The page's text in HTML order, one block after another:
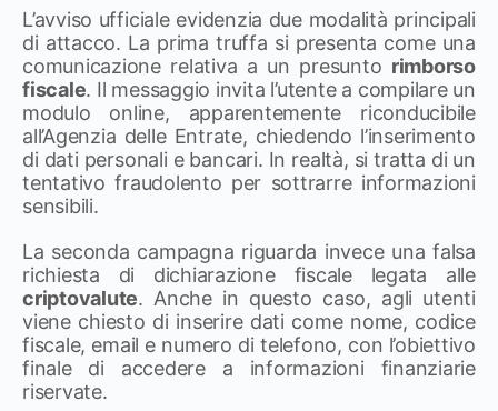
L’avviso ufficiale evidenzia due modalità principali
di attacco. La prima truffa si presenta come una
comunicazione relativa a un presunto rimborso
fiscale. Il messaggio invita l’utente a compilare un
modulo online, apparentemente riconducibile
all’Agenzia delle Entrate, chiedendo l’inserimento
di dati personali e bancari. In realtà, si tratta di un
tentativo fraudolento per sottrarre informazioni
sensibili.
La seconda campagna riguarda invece una falsa
richiesta di dichiarazione fiscale legata alle
criptovalute. Anche in questo caso, agli utenti
viene chiesto di inserire dati come nome, codice
fiscale, email e numero di telefono, con l’obiettivo
finale di accedere a informazioni finanziarie
riservate.